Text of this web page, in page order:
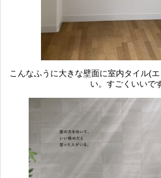
こんなふうに大きな壁面に室内タイル(
い。すごくいいで